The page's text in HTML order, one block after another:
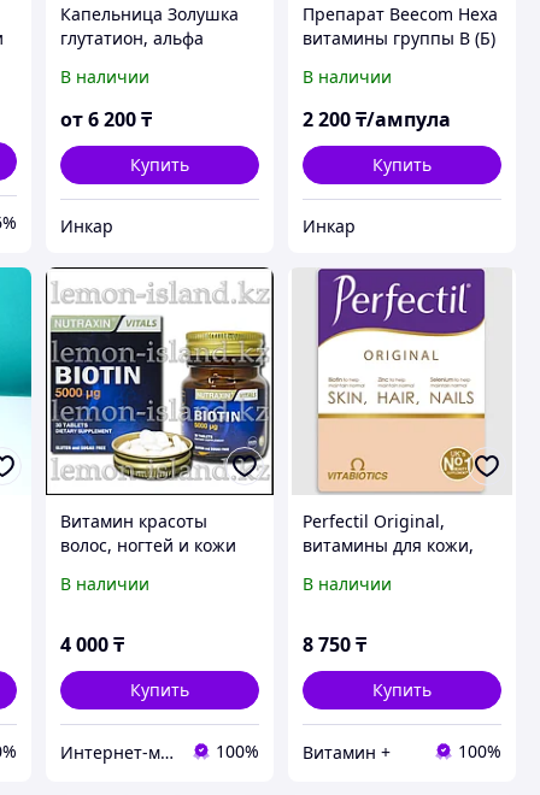
Капельница Золушка
глутатион, альфа
витамин С
В наличии
от 6 200 ₸
Купить
Инкар
Препарат Beecom Hexa
витамины группы В (Б)
витамины B1, B2, B3,
B5, B6, B7
В наличии
2 200₸/ампула
Купить
Инкар
Витамин красоты
волос, ногтей и кожи
(Турция)
В наличии
4 000 ₸
Купить
Интернет-магазин "Лимонный островок" 100%
Perfectil Original,
витамины для кожи,
табл, Vitabiotics
В наличии
8 750₸
Купить
Витамин + 100%